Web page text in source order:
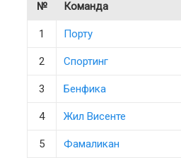
№ Команда
1 Порту
2 Спортинг
3 Бенфика
4 Жил Висенте
5 Фамаликан